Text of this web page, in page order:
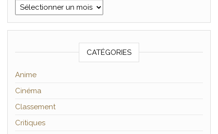
Archives
CATÉGORIES
Anime
Cinéma
Classement
Critiques